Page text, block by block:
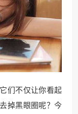
们不仅让你看起
掉黑眼圈呢？今